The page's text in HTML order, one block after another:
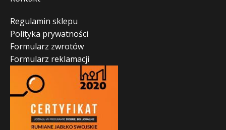
Regulamin sklepu
Polityka prywatności
Formularz zwrotów
Formularz reklamacji